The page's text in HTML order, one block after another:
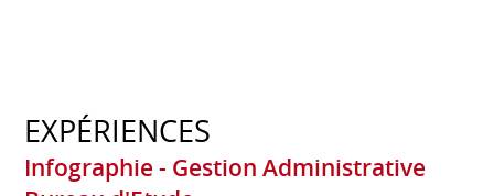
EXPÉRIENCES
Infographie - Gestion Administrative